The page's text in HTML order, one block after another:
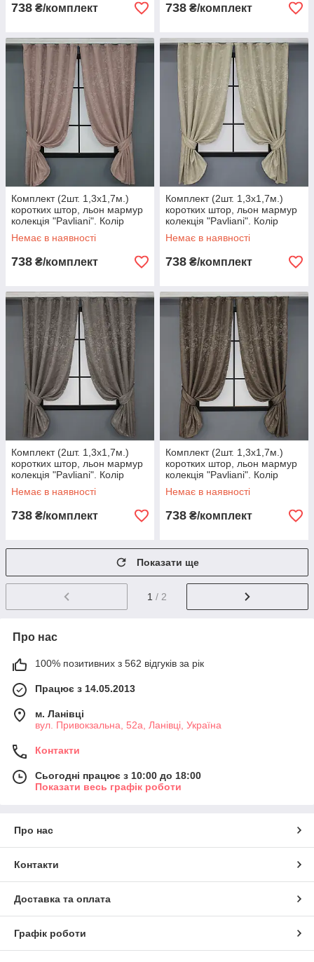
738 ₴/комплект 738 ₴/комплект
Комплект (2шт. 1,3х1,7м.)
коротких штор, льон мармур
колекція "Pavliani". Колір
пудровий. Код 1174ш 35-
0066
Немає в наявності
738 ₴/комплект
Комплект (2шт. 1,3х1,7м.)
коротких штор, льон мармур
колекція "Pavliani". Колір
бежево-сірий. Код 1368ш 35-
0058
Немає в наявності
738 ₴/комплект
Комплект (2шт. 1,3х1,7м.)
коротких штор, льон мармур
колекція "Pavliani". Колір
коричнево-сірий. Код 1373ш
35-0057
Немає в наявності
738 ₴/комплект
Комплект (2шт. 1,3х1,7м.)
коротких штор, льон мармур
колекція "Pavliani". Колір
какао. Код 1372ш 35-0062
Немає в наявності
738 ₴/комплект
Показати ще
1 / 2
Про нас
100% позитивних з 562 відгуків за рік
Працює з 14.05.2013
м. Ланівці
вул. Привокзальна, 52а, Ланівці, Україна
Контакти
Сьогодні працює з 10:00 до 18:00
Показати весь графік роботи
Про нас
Контакти
Доставка та оплата
Графік роботи